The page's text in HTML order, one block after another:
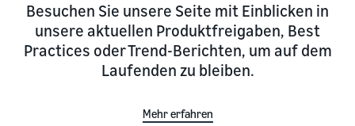
Besuchen Sie unsere Seite mit Einblicken in
unsere aktuellen Produktfreigaben, Best
Practices oder Trend-Berichten, um auf dem
Laufenden zu bleiben.
Mehr erfahren